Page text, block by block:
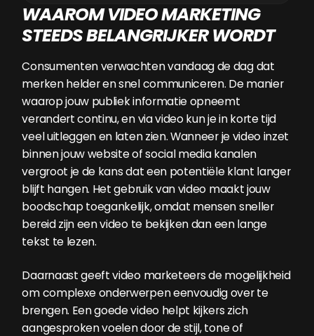
WAAROM VIDEO MARKETING
STEEDS BELANGRIJKER WORDT
Consumenten verwachten vandaag de dag dat
merken helder en snel communiceren. De manier
waarop jouw publiek informatie opneemt
verandert continu, en via video kun je in korte tijd
veel uitleggen en laten zien. Wanneer je video inzet
binnen jouw website of social media kanalen
vergroot je de kans dat een potentiële klant langer
blijft hangen. Het gebruik van video maakt jouw
boodschap toegankelijk, omdat mensen sneller
bereid zijn een video te bekijken dan een lange
tekst te lezen.
Daarnaast geeft video marketeers de mogelijkheid
om complexe onderwerpen eenvoudig over te
brengen. Een goede video helpt kijkers zich
aangesproken voelen door de stijl, tone of